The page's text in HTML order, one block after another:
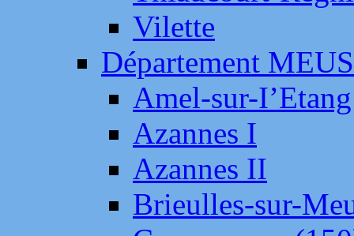
Vilette
Département
Amel-sur-
Azannes I
Azannes II
Brieulles-sur-